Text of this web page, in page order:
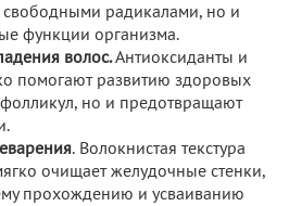
свободными радикалами, но и
функции организма.
волос.Антиоксиданты и
помогают развитию здоровых
но и предотвращают
. Волокнистая текстура
очищает желудочные стенки,
прохождению и усваиванию